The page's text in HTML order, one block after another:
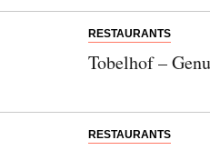
RESTAURANTS
Tobelhof –
RESTAURANTS